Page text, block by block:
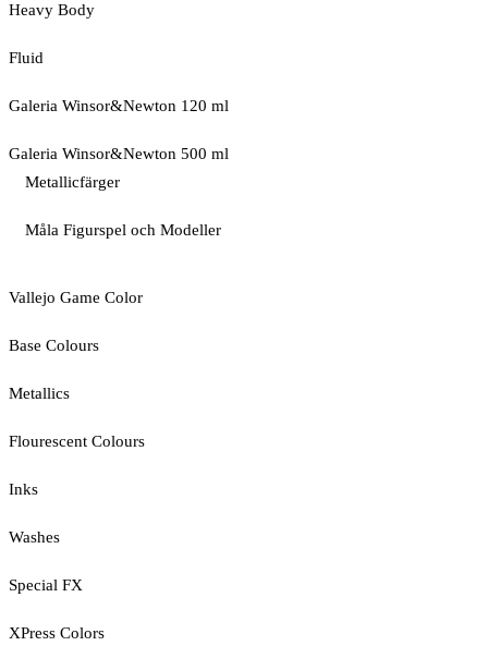
Heavy Body
Fluid
Galeria Winsor&Newton 120 ml
Galeria Winsor&Newton 500 ml
Metallicfärger
Måla Figurspel och Modeller
Vallejo Game Color
Base Colours
Metallics
Flourescent Colours
Inks
Washes
Special FX
XPress Colors